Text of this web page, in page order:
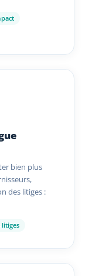
bien plus
des litiges :
litiges